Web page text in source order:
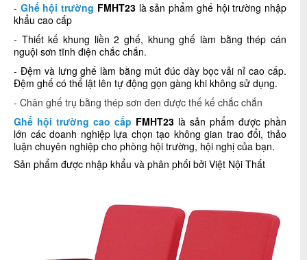
- Ghế hội trường FMHT23là sản phẩm ghế hội trường nhập
khẩu cao cấp
- Thiết kế khung liền 2 ghế, khung ghế làm bằng thép cán
nguội sơn tĩnh điện chắc chắn.
- Đệm và lưng ghế làm bằng mút đúc dày bọc vải nỉ cao cấp.
Đệm ghế có thể lật lên tự động gọn gàng khi không sử dụng.
- Chân ghế trụ bằng thép sơn đen được thế kế chắc chắn
Ghế hội trường cao cấp FMHT23 là sản phẩm được phần
lớn các doanh nghiệp lựa chọn tạo không gian trao đổi, thảo
luận chuyên nghiệp cho phòng hội trường, hội nghị của bạn.
Sản phẩm được nhập khẩu và phân phối bởi Việt Nội Thất